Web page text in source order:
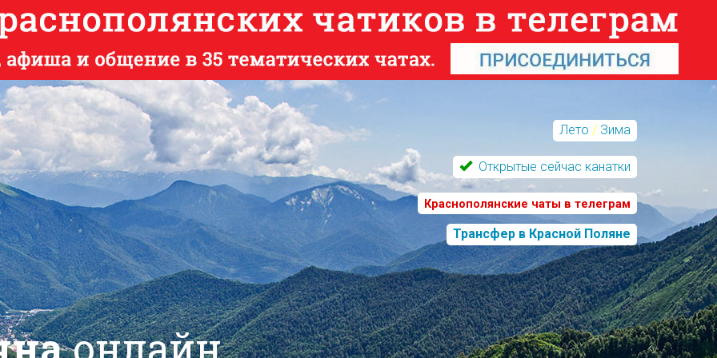
Лето / Зима
Открытые сейчас канатки
Краснополянские чаты в телеграм
Трансфер в Красной Поляне